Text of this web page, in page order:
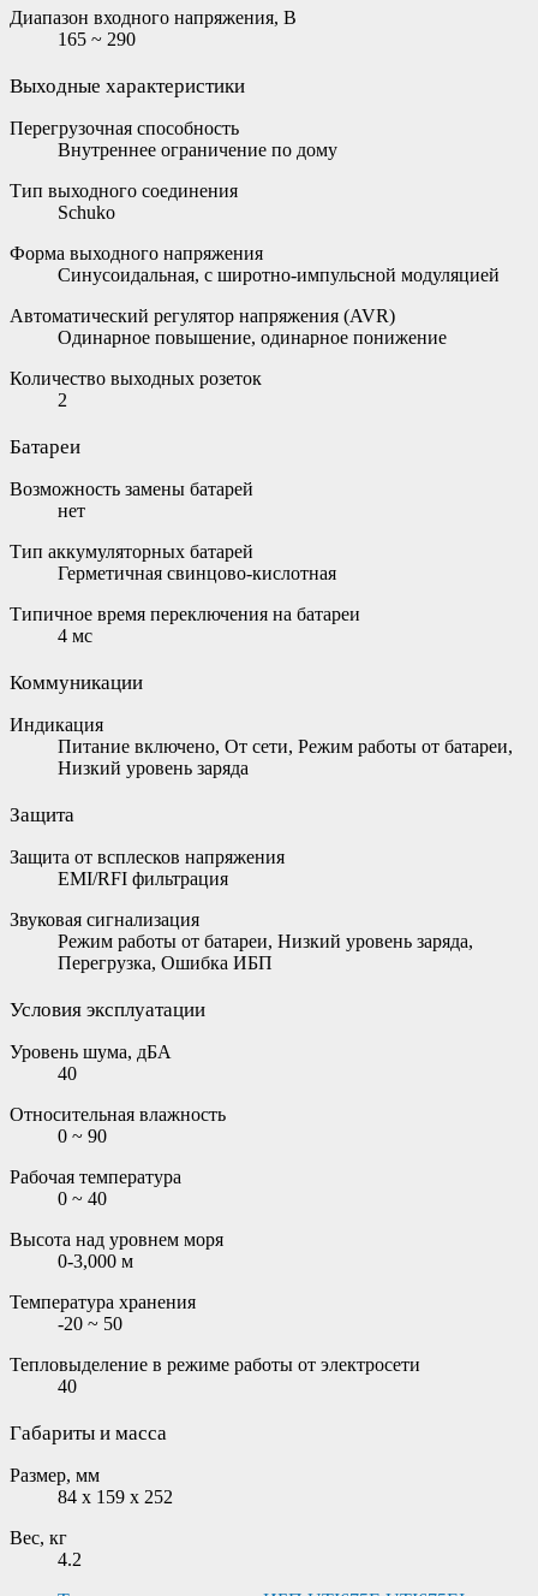
Диапазон входного напряжения, В
165 ~ 290
Выходные характеристики
Перегрузочная способность
Внутреннее ограничение по дому
Тип выходного соединения
Schuko
Форма выходного напряжения
Cинусоидальная, с широтно-импульсной модуляцией
Автоматический регулятор напряжения (AVR)
Одинарное повышение, одинарное понижение
Количество выходных розеток
2
Батареи
Возможность замены батарей
нет
Тип аккумуляторных батарей
Герметичная свинцово-кислотная
Типичное время переключения на батареи
4 мс
Коммуникации
Индикация
Питание включено, От сети, Режим работы от батареи,
Низкий уровень заряда
Защита
Защита от всплесков напряжения
EMI/RFI фильтрация
Звуковая сигнализация
Режим работы от батареи, Низкий уровень заряда,
Перегрузка, Ошибка ИБП
Условия эксплуатации
Уровень шума, дБА
40
Относительная влажность
0 ~ 90
Рабочая температура
0 ~ 40
Высота над уровнем моря
0-3,000 м
Температура хранения
-20 ~ 50
Тепловыделение в режиме работы от электросети
40
Габариты и масса
Размер, мм
84 x 159 x 252
Вес, кг
4.2